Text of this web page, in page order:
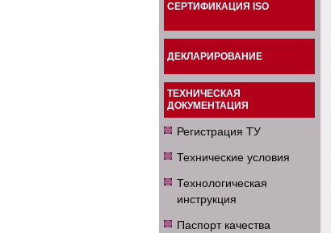
СЕРТИФИКАЦИЯ ISO
ДЕКЛАРИРОВАНИЕ
ТЕХНИЧЕСКАЯ
ДОКУМЕНТАЦИЯ
Регистрация ТУ
Технические условия
Технологическая
инструкция
Паспорт качества